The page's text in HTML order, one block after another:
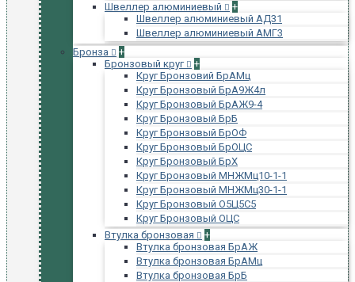
Швеллер алюминиевый
+
Швеллер алюминиевый АД31
Швеллер алюминиевый АМГ3
Бронза
+
Бронзовый круг
+
Круг Бронзовий БрАМц
Круг Бронзовый БрА9Ж4л
Круг Бронзовый БрАЖ9-4
Круг Бронзовый БрБ
Круг Бронзовый БрОФ
Круг Бронзовый БрОЦС
Круг Бронзовый БрХ
Круг Бронзовый МНЖМц10-1-1
Круг Бронзовый МНЖМц30-1-1
Круг Бронзовый О5Ц5С5
Круг Бронзовый ОЦС
Втулка бронзовая
+
Втулка бронзовая БрАЖ
Втулка бронзовая БрАМц
Втулка бронзовая БрБ